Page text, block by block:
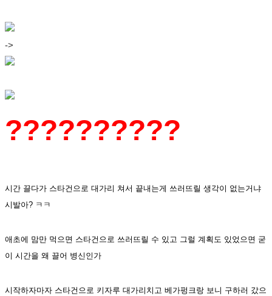
->
??????????
시간 끌다가 스타건으로 대가리 쳐서 끝내는게 쓰러뜨릴 생각이 없는거냐
시발아? ㅋㅋ
애초에 맘만 먹으면 스타건으로 쓰러뜨릴 수 있고 그럴 계획도 있었으면 굳
이 시간을 왜 끌어 병신인가
시작하자마자 스타건으로 키자루 대가리치고 베가펑크랑 보니 구하러 갔으